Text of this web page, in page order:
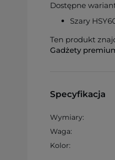
Dostępne
Szary
Ten produkt
Gadżety
Specyfikacja
Wymiary:
Waga:
Kolor: